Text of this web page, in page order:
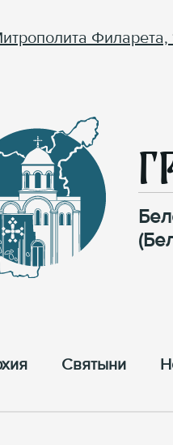
Филарета,
Cвятыни